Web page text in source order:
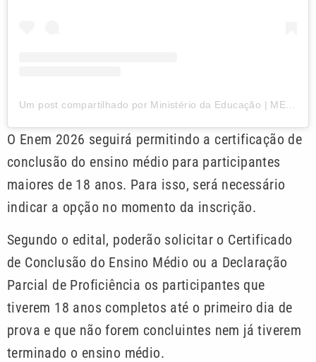
O Enem 2026 seguirá permitindo a certificação de
conclusão do ensino médio para participantes
maiores de 18 anos. Para isso, será necessário
indicar a opção no momento da inscrição.
Segundo o edital, poderão solicitar o Certificado
de Conclusão do Ensino Médio ou a Declaração
Parcial de Proficiência os participantes que
tiverem 18 anos completos até o primeiro dia de
prova e que não forem concluintes nem já tiverem
terminado o ensino médio.